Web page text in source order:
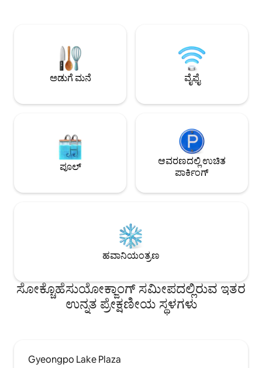
(ಲಟ್ಟೊರಾಯೊ, ಉಡಾನ್-ಡಾಂಗ್, ಹನು
ರೆಸ್ಟೋರೆಂಟ್, ಇತ್ಯಾದಿ) # ಇ-ಮಾರ್ಟ್, ಚಿಯೊಂಗ್ಚೊ
ಲೇಕ್, ಆಸ್ಪತ್ರೆ ಮತ್ತು ಜಂಗಾಂಗ್ ಮಾರ್ಕೆಟ್‌ನಿಂದ
ಕಾರಿನ ಮೂಲಕ 10 ನಿಮಿಷಗಳಲ್ಲಿ ಕಾರಿನ ಮೂಲಕ 10
ಚೆಕ್-ಇನ್ -ಸೆಕ್ಕೊ ಕೀಟ ನಿಯಂತ್ರಣ ನಿರ್ವಹಣೆ -
ಹೆಚ್ಚುವರಿ ಜನರನ್ನು ಬುಕ್ ಮಾಡುವಾಗ - ಟಾಪರ್‌ಗಳು
ಮತ್ತು ಹಾಸಿಗೆಗಳನ್ನು ಒದಗಿಸಲಾಗುತ್ತದೆ. (2 ಜನರಿಗೆ
ಮಾನದಂಡದಿಂದಾಗಿ ಸ್ಥಳವನ್ನು
ಸೀಮಿತಗೊಳಿಸಬಹುದು) -ಸ್ಮಾರ್ಟ್ ಟಿವಿ (ನೆಟ್‌ಫ್ಲಿಕ್ಸ್,
ಮಾಡಬೇಡಿ - ಯಾವುದೇ ಸಾಕುಪ್ರಾಣಿಗಳನ್ನು
ನಿಮ್ಮ ಟೂತ್‌ಬ್ರಷ್ ಅನ್ನು ತನ್ನಿ -ಕುಕಿಂಗ್ ಅನ್ನು
ನಿರ್ಬಂಧಿಸಲಾಗಿದೆ. (ಅಗತ್ಯವಿದ್ದರೆ ಹೋಸ್ಟ್ ಅನ್ನು
ಸಂಪರ್ಕಿಸಿ) -ಇದನ್ನು ತಿನ್ನಲು ಸಾಧ್ಯವಿದೆ, ಆದರೆ
ಬೇಯಿಸಿದ ಆಹಾರಗಳು (ಮಾಂಸ, ಮೀನು) ಮತ್ತು
ಹೊಂದಿರುವ ಆಹಾರಗಳನ್ನು ಅನುಮತಿಸಲಾಗುವುದಿಲ್ಲ.
ಬುಕಿಂಗ್ ಸಮಯದಲ್ಲಿ ನಾವು ನಿಮಗೆ ಹೆಚ್ಚುವರಿ
ವಿವರಗಳನ್ನು ನೀಡುತ್ತೇವೆ.
ಕನ್ವೀನಿಯನ್ಸ್
ಹೌಸ್
ಮಹಡಿಯಲ್ಲಿವೆ. 👦 ಸ್ಥಳ: ಸೋಕ್ಚೊ ಸನ್‌ರೈಸ್
ಹೋಟೆಲ್ (ಸ್ಯಾಮ್‌ಸಂಗ್
ರಸ್ತೆ ಹೆಸರು: 291,
ಸೊಕ್ಚೊ-ಸಿ, ಗ್ಯಾಂಗ್ವಾನ್-ಡೋ - ಜಿಬುನ್:
ಮುನ್ನೆಚ್ಚರಿಕೆಗಳು ರೂಮ್‌ನಲ್ಲಿ ಧೂಮಪಾನವಿಲ್ಲ
(ಟೆರೇಸ್ ಸೇರಿದಂತೆ) ನೀವು ಸರಳ ಅಡುಗೆ ಮತ್ತು
ಡೆಲಿವರಿ ಆಹಾರವನ್ನು
ಬಲವಾದ ವಾಸನೆಯನ್ನು
(ಗ್ರಿಲ್‌ಗಳು, ಮೀನು,
ಅನುಮತಿಸಲಾಗುವುದಿಲ್ಲ.
ಪ್ರವೇಶವಿಲ್ಲ ಬುಕಿಂಗ್ ಸಮಯದಲ್ಲಿ ಹೆಚ್ಚುವರಿ
ಅಡುಗೆ ಮನೆ ವೈಫೈ
ಪೂಲ್
ಆವರಣದಲ್ಲಿ ಉಚಿತ
ಪಾರ್ಕಿಂಗ್
ಹವಾನಿಯಂತ್ರಣ
ಸೋಕ್ಚೊಹೆಸುಯೋಕ್ಜಾಂಗ್ ಸಮೀಪದಲ್ಲಿರುವ ಇತರ
ಉನ್ನತ ಪ್ರೇಕ್ಷಣೀಯ ಸ್ಥಳಗಳು
Gyeongpo Lake Plaza